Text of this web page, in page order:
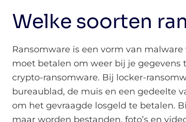
Welke soorten
Ransomware is een vorm van
moet betalen om weer bij je gegevens
crypto-ransomware. Bij locker-
bureaublad, de muis en een gedeelte
om het gevraagde losgeld te betalen.
maar worden bestanden, foto’s en